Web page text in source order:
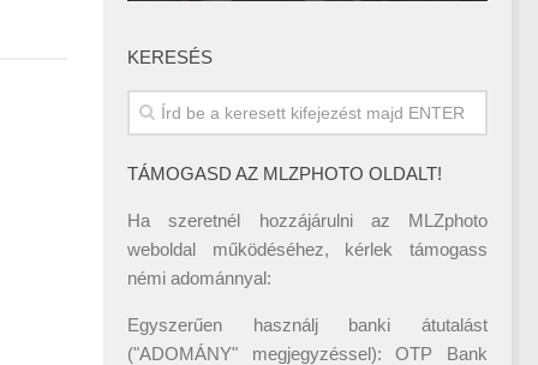
KERESÉS
TÁMOGASD AZ MLZPHOTO OLDALT!
Ha szeretnél hozzájárulni az MLZphoto
weboldal működéséhez, kérlek támogass
némi adománnyal:
Egyszerűen használj banki átutalást
("ADOMÁNY" megjegyzéssel): OTP Bank